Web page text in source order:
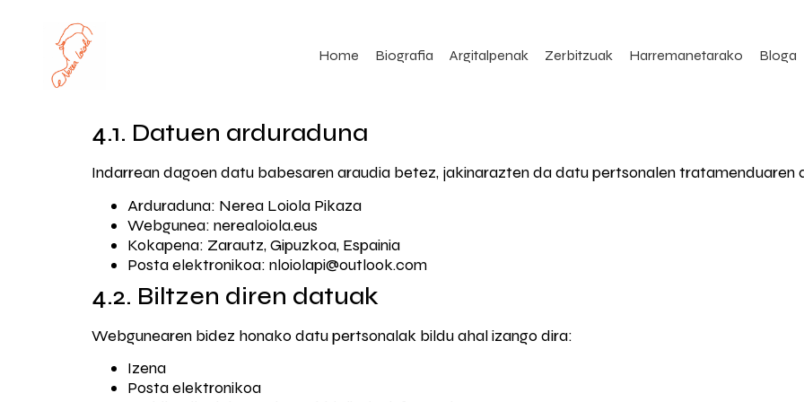
Home Biografia Argitalpenak Zerbitzuak Harremanetarako Bloga
4.1. Datuen arduraduna
Indarrean dagoen datu babesaren araudia betez, jakinarazten da datu pertsonalen tratamenduaren
Arduraduna: Nerea Loiola Pikaza
Webgunea: nerealoiola.eus
Kokapena: Zarautz, Gipuzkoa, Espainia
Posta elektronikoa: nloiolapi@outlook.com
4.2. Biltzen diren datuak
Webgunearen bidez honako datu pertsonalak bildu ahal izango dira:
Izena
Posta elektronikoa